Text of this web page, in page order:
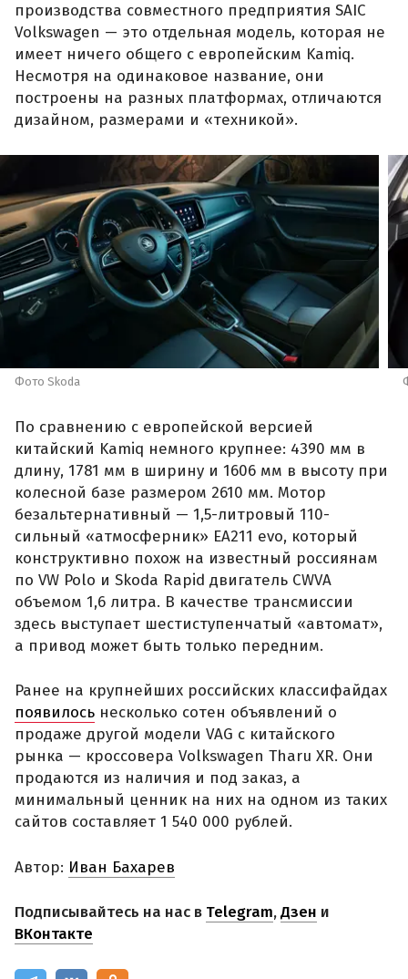
производства совместного предприятия SAIC
Volkswagen — это отдельная модель, которая не
имеет ничего общего с европейским Kamiq.
Несмотря на одинаковое название, они
построены на разных платформах, отличаются
дизайном, размерами и «техникой».
Фото Skoda
По сравнению с европейской версией
китайский Kamiq немного крупнее: 4390 мм в
длину, 1781 мм в ширину и 1606 мм в высоту при
колесной базе размером 2610 мм. Мотор
безальтернативный — 1,5-литровый 110-
сильный «атмосферник» ЕА211 evo, который
конструктивно похож на известный россиянам
по VW Polo и Skoda Rapid двигатель CWVA
объемом 1,6 литра. В качестве трансмиссии
здесь выступает шестиступенчатый «автомат»,
а привод может быть только передним.
Ранее на крупнейших российских классифайдах
появилось несколько сотен объявлений о
продаже другой модели VAG с китайского
рынка — кроссовера Volkswagen Tharu XR. Они
продаются из наличия и под заказ, а
минимальный ценник на них на одном из таких
сайтов составляет 1 540 000 рублей.
Автор: Иван Бахарев
Подписывайтесь на нас в Telegram,Дзен и
ВКонтакте